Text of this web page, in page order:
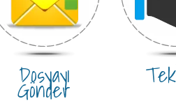
Dosyayı
Gönder